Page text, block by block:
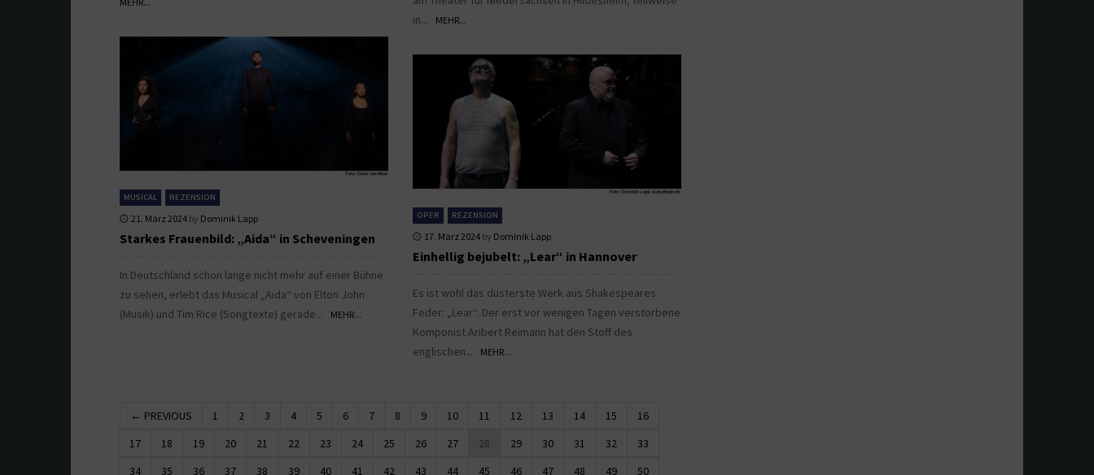
in...
MEHR...
MUSICAL REZENSION
21. März 2024 by Dominik Lapp
Starkes Frauenbild: „Aida“ in Scheveningen
In Deutschland schon lange nicht mehr auf einer Bühne
zu sehen, erlebt das Musical „Aida“ von Elton John
(Musik) und Tim Rice (Songtexte) gerade...
MEHR...
OPER REZENSION
17. März 2024 by Dominik Lapp
Einhellig bejubelt: „Lear“ in Hannover
Es ist wohl das düsterste Werk aus Shakespeares
Feder: „Lear“. Der erst vor wenigen Tagen verstorbene
Komponist Aribert Reimann hat den Stoff des
englischen...
MEHR...
← PREVIOUS 1 2 3 4 5 6 7 8 9 10 11 12 13 14 15
16
17
18 19 20 21 22 23 24 25 26 27 28 29 30 31 32
33
34
35 36 37 38 39 40 41 42 43 44 45 46 47 48 49 50